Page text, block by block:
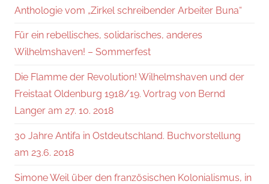
Anthologie vom „Zirkel schreibender Arbeiter Buna“
Für ein rebellisches, solidarisches, anderes
Wilhelmshaven! – Sommerfest
Die Flamme der Revolution! Wilhelmshaven und der
Freistaat Oldenburg 1918/19. Vortrag von Bernd
Langer am 27. 10. 2018
30 Jahre Antifa in Ostdeutschland. Buchvorstellung
am 23.6. 2018
Simone Weil über den französischen Kolonialismus, in